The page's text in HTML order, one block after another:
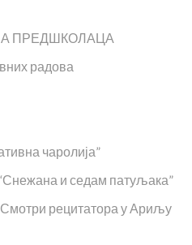
ПРЕДШКОЛАЦА
радова
чаролија”
и седам патуљака”
рецитатора у Ариљу